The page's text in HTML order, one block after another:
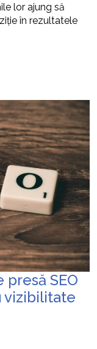
lor ajung să
în rezultatele
SEO
vizibilitate